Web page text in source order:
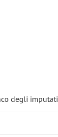
degli imputati